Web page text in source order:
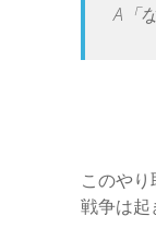
A「
このや
戦争は起